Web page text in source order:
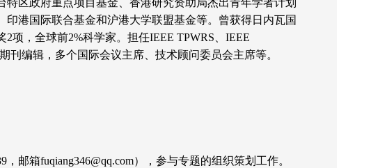
港国际联合基金和沪港大学联盟基金等。曾获得日内瓦国
项，全球前2%科学家。担任IEEE TPWRS、IEEE
刊编辑，多个国际会议主席、技术顾问委员会主席等。
，邮箱fuqiang346@qq.com），参与专题的组织策划工作。